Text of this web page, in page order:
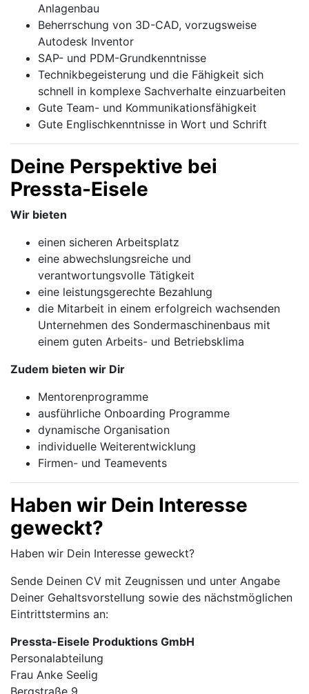
Anlagenbau
Beherrschung von 3D-CAD, vorzugsweise
Autodesk Inventor
SAP- und PDM-Grundkenntnisse
Technikbegeisterung und die Fähigkeit sich
schnell in komplexe Sachverhalte einzuarbeiten
Gute Team- und Kommunikationsfähigkeit
Gute Englischkenntnisse in Wort und Schrift
Deine Perspektive bei
Pressta-Eisele
Wir bieten
einen sicheren Arbeitsplatz
eine abwechslungsreiche und
verantwortungsvolle Tätigkeit
eine leistungsgerechte Bezahlung
die Mitarbeit in einem erfolgreich wachsenden
Unternehmen des Sondermaschinenbaus mit
einem guten Arbeits- und Betriebsklima
Zudem bieten wir Dir
Mentorenprogramme
ausführliche Onboarding Programme
dynamische Organisation
individuelle Weiterentwicklung
Firmen- und Teamevents
Haben wir Dein Interesse
geweckt?
Haben wir Dein Interesse geweckt?
Sende Deinen CV mit Zeugnissen und unter Angabe
Deiner Gehaltsvorstellung sowie des nächstmöglichen
Eintrittstermins an:
Pressta-Eisele Produktions GmbH
Personalabteilung
Frau Anke Seelig